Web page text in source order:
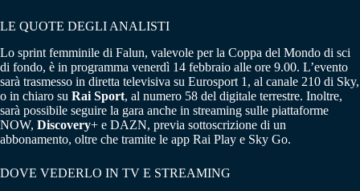
LE QUOTE DEGLI ANALISTI
Lo sprint femminile di Falun, valevole per la Coppa del Mondo di sci
di fondo, è in programma venerdì 14 febbraio alle ore 9.00. L’evento
sarà trasmesso in diretta televisiva su Eurosport 1, al canale 210 di Sky,
o in chiaro su Rai Sport, al numero 58 del digitale terrestre. Inoltre,
sarà possibile seguire la gara anche in streaming sulle piattaforme
NOW, Discovery+ e DAZN, previa sottoscrizione di un
abbonamento, oltre che tramite le app Rai Play e Sky Go.
DOVE VEDERLO IN TV E STREAMING